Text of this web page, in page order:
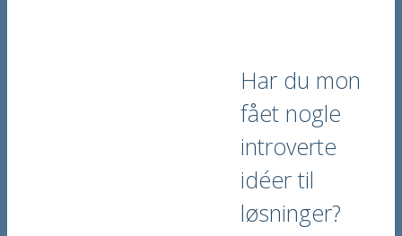
Har du mon
fået nogle
introverte
idéer til
løsninger?